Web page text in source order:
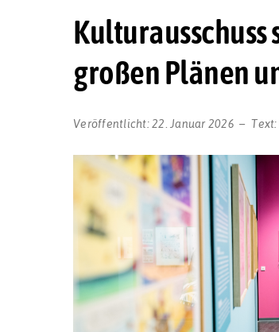
großen Plänen
Veröffentlicht:22. Januar 2026 Text: